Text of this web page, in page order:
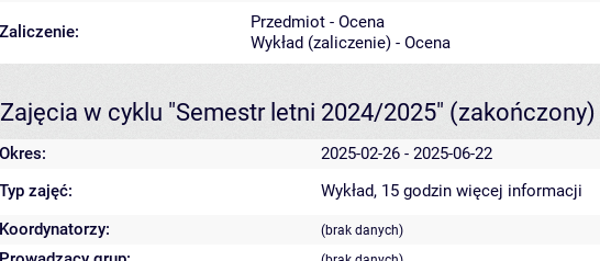
Zaliczenie:
Przedmiot - Ocena
Wykład (zaliczenie) - Ocena
Zajęcia w cyklu "Semestr letni 2024/2025" (zakończony)
Okres: 2025-02-26 - 2025-06-22
Typ zajęć: Wykład, 15 godzin więcej informacji
Koordynatorzy:
(brak danych)